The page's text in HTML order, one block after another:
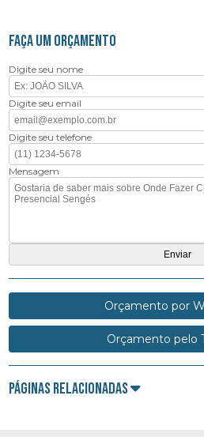
FAÇA UM ORÇAMENTO
Digite seu nome
Digite seu email
Digite seu telefone
Mensagem
Orçamento por
Orçamento pelo
Páginas Relacionadas